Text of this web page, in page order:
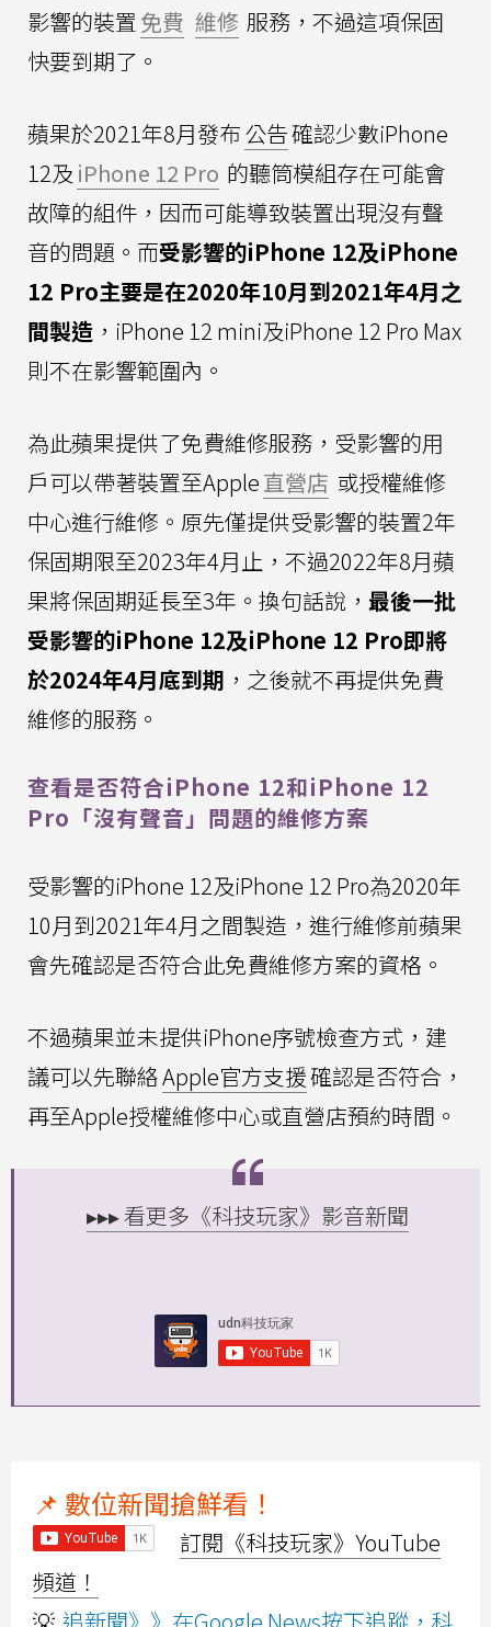
影響的裝置 免費 維修 服務，不過這項保固
快要到期了。
蘋果於2021年8月發布公告確認少數iPhone
12及 iPhone 12 Pro 的聽筒模組存在可能會
故障的組件，因而可能導致裝置出現沒有聲
音的問題。而受影響的iPhone 12及iPhone
12 Pro主要是在2020年10月到2021年4月之
間製造 ，iPhone 12 mini及iPhone 12 Pro Max
則不在影響範圍內。
為此蘋果提供了免費維修服務，受影響的用
戶可以帶著裝置至Apple直營店 或授權維修
中心進行維修。原先僅提供受影響的裝置2年
保固期限至2023年4月止，不過2022年8月蘋
果將保固期延長至3年。換句話說， 最後一批
受影響的iPhone 12及iPhone 12 Pro即將
於2024年4月底到期 ，之後就不再提供免費
維修的服務。
查看是否符合iPhone 12和iPhone 12
Pro「沒有聲音」問題的維修方案
受影響的iPhone 12及iPhone 12 Pro為2020年
10月到2021年4月之間製造，進行維修前蘋果
會先確認是否符合此免費維修方案的資格。
不過蘋果並未提供iPhone序號檢查方式，建
議可以先聯絡Apple官方支援確認是否符合，
再至Apple授權維修中心或直營店預約時間。
▸▸▸ 看更多《科技玩家》影音新聞
📌 數位新聞搶鮮看！
訂閱《科技玩家》YouTube
頻道！